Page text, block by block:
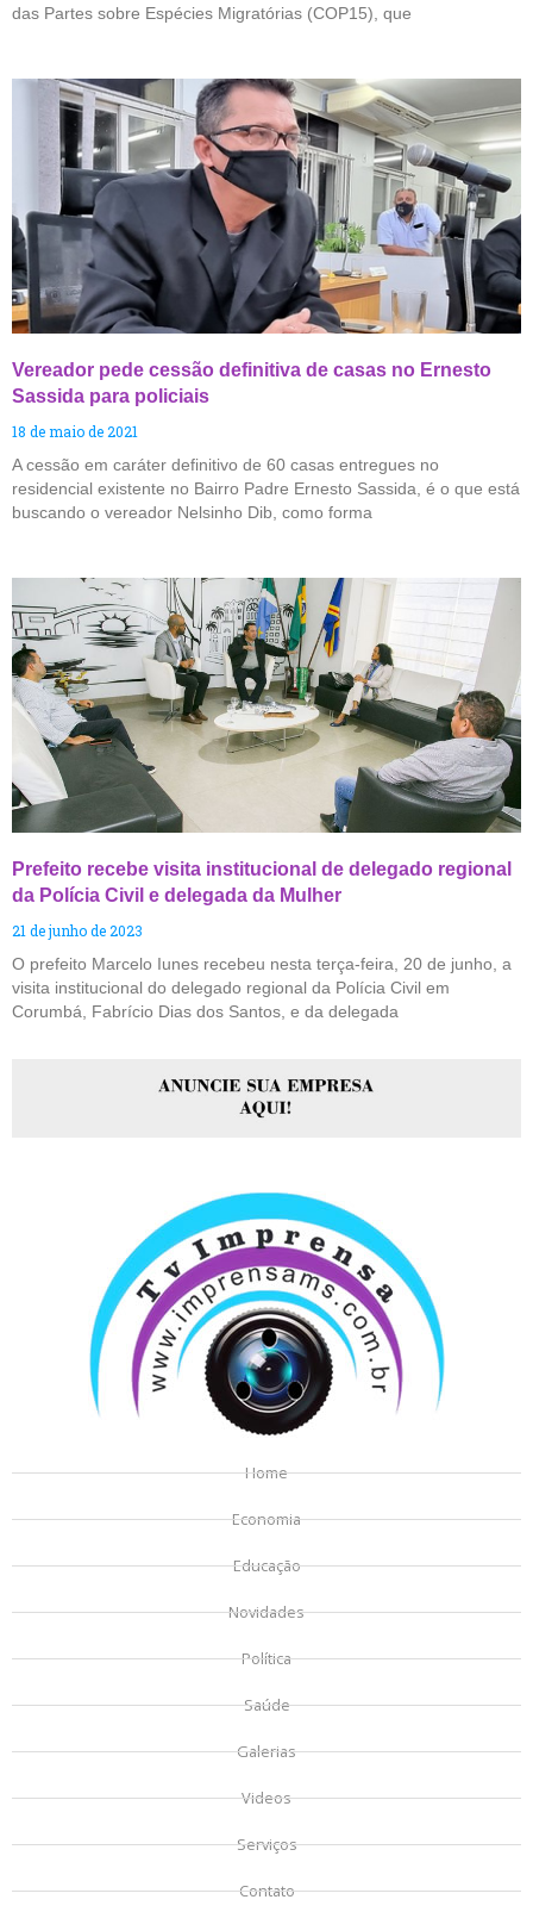
das Partes sobre Espécies Migratórias (COP15), que
Vereador pede cessão definitiva de casas no Ernesto
Sassida para policiais
18 de maio de 2021
A cessão em caráter definitivo de 60 casas entregues no
residencial existente no Bairro Padre Ernesto Sassida, é o que está
buscando o vereador Nelsinho Dib, como forma
Prefeito recebe visita institucional de delegado regional
da Polícia Civil e delegada da Mulher
21 de junho de 2023
O prefeito Marcelo Iunes recebeu nesta terça-feira, 20 de junho, a
visita institucional do delegado regional da Polícia Civil em
Corumbá, Fabrício Dias dos Santos, e da delegada
Home
Economia
Educação
Novidades
Política
Saúde
Galerias
Videos
Serviços
Contato